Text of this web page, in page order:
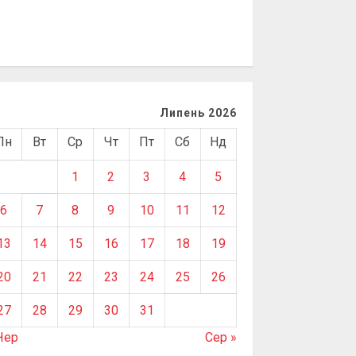
Липень 2026
Вт Ср Чт Пт Сб Нд
1 2 3 4 5
6 7 8 9 10 11 12
14 15 16 17 18 19
21 22 23 24 25 26
28 29 30
31
Сер »